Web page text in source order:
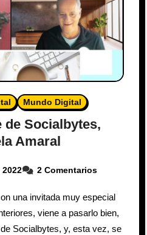
Mundo Digital
de Socialbytes,
Amaral
2 Comentarios
una invitada muy especial
viene a pasarlo bien,
Socialbytes, y, esta vez, se